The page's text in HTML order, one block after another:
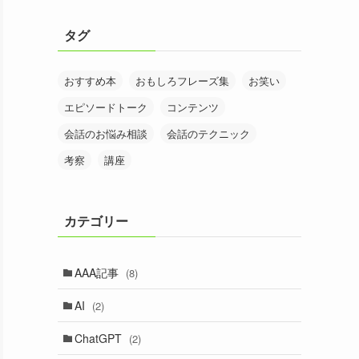
タグ
おすすめ本 おもしろフレーズ集
お笑い
エピソードトーク
コンテンツ
会話のお悩み相談
会話のテクニック
考察
講座
カテゴリー
AAA記事 (8)
AI (2)
ChatGPT (2)